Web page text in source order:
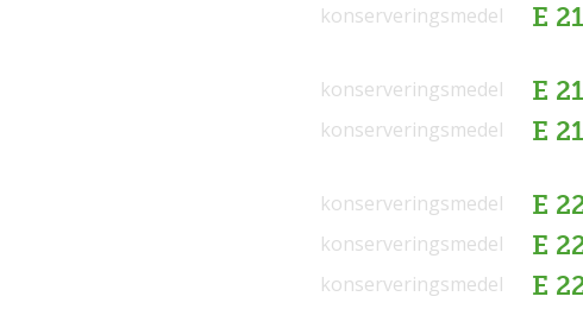
E
konserveringsmedel
E
konserveringsmedel
E
konserveringsmedel
E
konserveringsmedel
E
konserveringsmedel
E
konserveringsmedel